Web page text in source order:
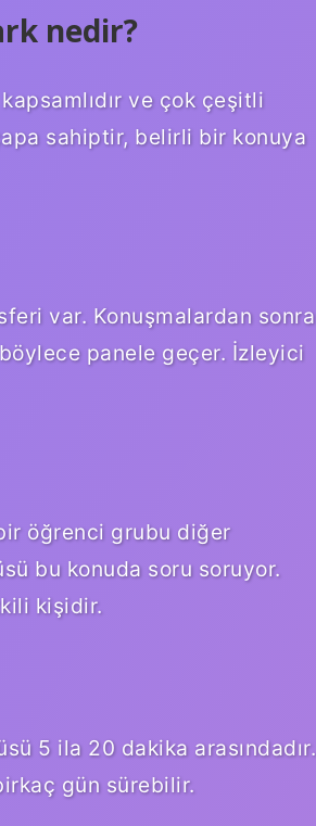
nedir?
ve çok çeşitli
sahiptir, belirli bir konuya
var. Konuşmalardan sonra
panele geçer. İzleyici
öğrenci grubu diğer
bu konuda soru soruyor.
kişidir.
5 ila 20 dakika arasındadır.
gün sürebilir.